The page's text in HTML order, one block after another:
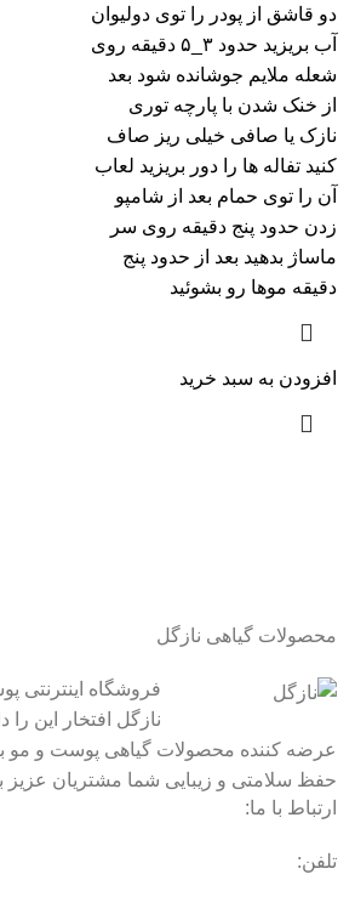
دو قاشق از پودر را توی دولیوان
آب بریزید حدود ۳_۵ دقیقه روی
شعله ملایم جوشانده شود بعد
از خنک شدن با پارچه توری
نازک یا صافی خیلی ریز صاف
کنید تفاله ها را دور بریزید لعاب
آن را توی حمام بعد از شامپو
زدن حدود پنج دقیقه روی سر
ماساژ بدهید بعد از حدود پنج
دقیقه موها رو بشوئید
افزودن به سبد خرید
محصولات گیاهی نازگل
فروشگاه اینترنتی
عرضه کننده محصولات گیاهی پوست و مو
حفظ سلامتی و زیبایی شما مشتریان عزیز
ارتباط با ما:
تلفن: